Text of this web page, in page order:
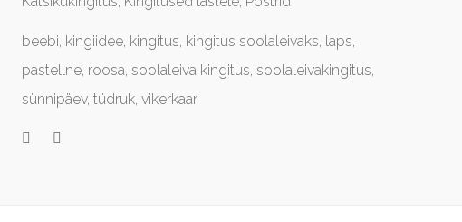
beebi, kingiidee, kingitus, kingitus soolaleivaks, laps,
pastellne, roosa, soolaleiva kingitus, soolaleivakingitus,
sünnipäev, tüdruk, vikerkaar